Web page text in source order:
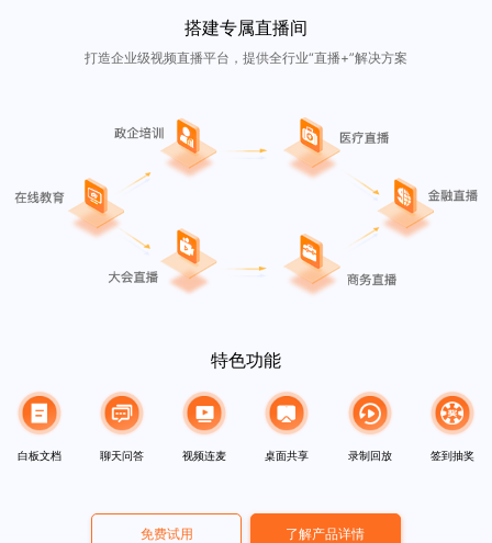
搭建专属直播间
打造企业级视频直播平台，提供全行业“直播+”解决方案
特色功能
白板文档 聊天问答 视频连麦 桌面共享 录制回放 签到抽奖
免费试用 了解产品详情